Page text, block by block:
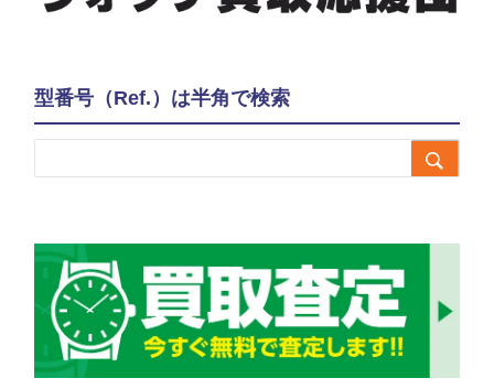
型番号（Ref.）は半角で検索
